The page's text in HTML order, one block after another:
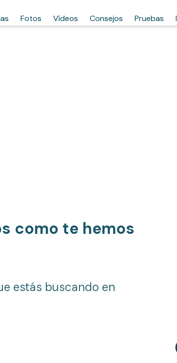
Fotos Vídeos Consejos Pruebas
como te hemos
estás buscando en